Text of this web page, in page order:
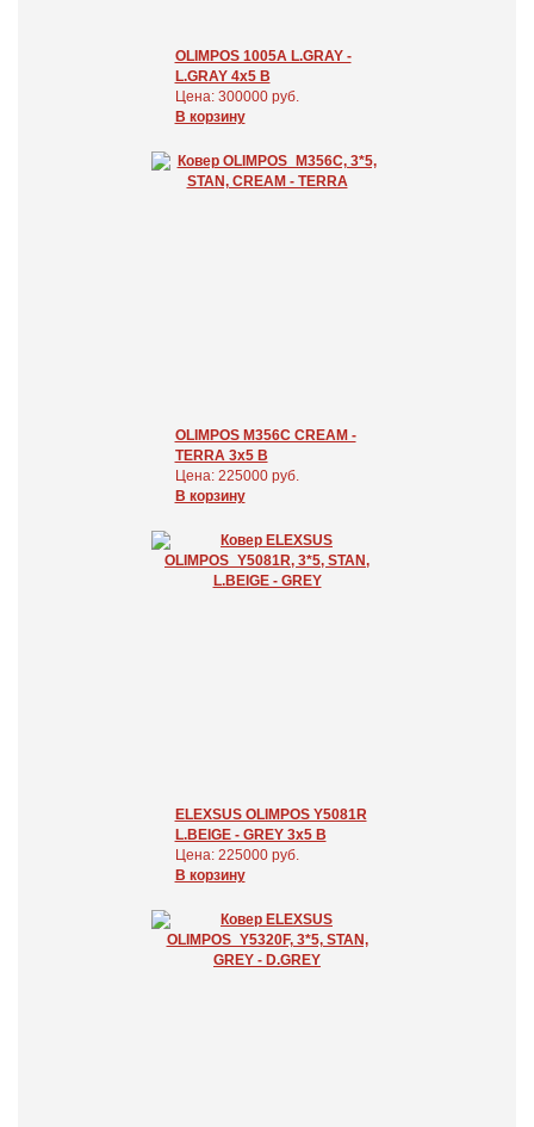
OLIMPOS 1005A L.GRAY -
L.GRAY 4x5 В
Цена: 300000 руб.
В корзину
OLIMPOS M356C CREAM -
TERRA 3x5 В
Цена: 225000 руб.
В корзину
ELEXSUS OLIMPOS Y5081R
L.BEIGE - GREY 3x5 В
Цена: 225000 руб.
В корзину